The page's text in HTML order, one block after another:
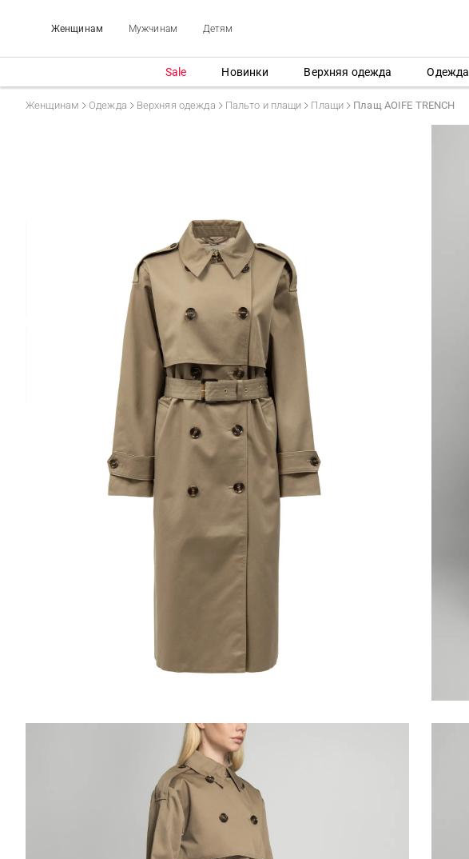
Женщинам Мужчинам Детям
Sale Новинки Верхняя одежда Одежда
Женщинам Одежда Верхняя одежда Пальто и плащи Плащи Плащ AOIFE TRENCH